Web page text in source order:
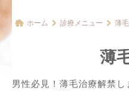
診
診療
ホーム 診療メニュー 薄
薄
男性必見！薄毛治療解禁し